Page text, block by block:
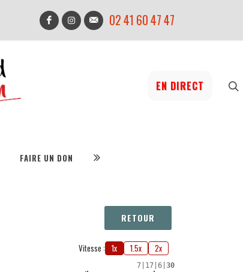
02 41 60 47 47
EN DIRECT
FAIRE UN DON
RETOUR
Vitesse : 1x 1.5x 2x
7 17 6 30